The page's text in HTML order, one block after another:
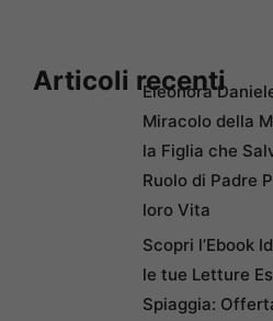
Articoli recenti
Eleonora
Miracolo della
la Figlia che
Ruolo di Padre
loro Vita
Scopri l’Ebook
le tue Letture
Spiaggia: